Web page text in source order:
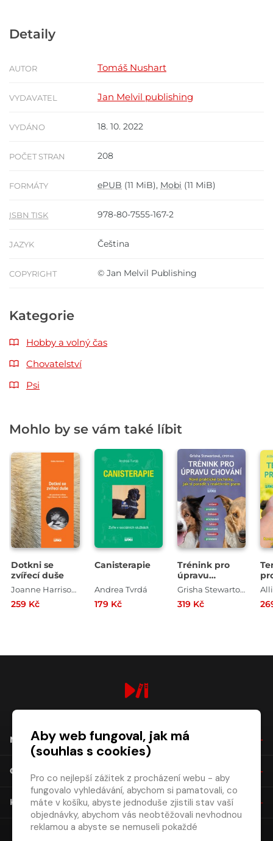
Detaily
AUTOR Tomáš Nushart
VYDAVATEL Jan Melvil publishing
VYDÁNO 18. 10. 2022
POČET STRAN 208
FORMÁTY ePUB (11 MiB), Mobi (11 MiB)
ISBN TISK 978-80-7555-167-2
JAZYK Čeština
COPYRIGHT © Jan Melvil Publishing
Kategorie
Hobby a volný čas
Chovatelství
Psi
Mohlo by se vám také líbit
Dotkni se
zvířecí duše
Joanne Harrisová
259 Kč
Canisterapie
Andrea Tvrdá
179 Kč
Trénink pro
úpravu
chování
Grisha Stewartová
319 Kč
NÁKUP
O SPOLEČNOSTI
KONTAKT
Aby web fungoval, jak má
(souhlas s cookies)
Pro co nejlepší zážitek z procházení webu - aby
fungovalo vyhledávání, abychom si pamatovali, co
máte v košíku, abyste jednoduše zjistili stav vaší
objednávky, abychom vás neobtěžovali nevhodnou
reklamou a abyste se nemuseli pokaždé